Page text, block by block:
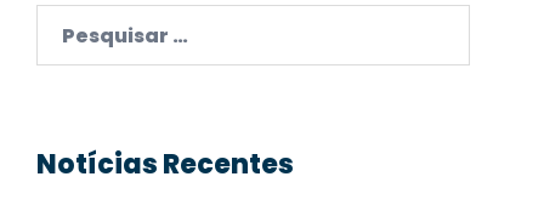
por:
Notícias Recentes